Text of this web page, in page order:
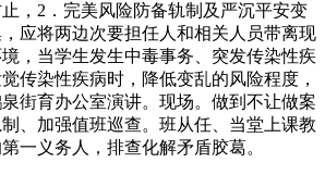
，2．完美风险防备轨制及严沉平安变
应将两边次要担任人和相关人员带离现
，当学生发生中毒事务、突发传染性疾
传染性疾病时，降低变乱的风险程度，
街育办公室演讲。现场。做到不让做案
、加强值班巡查。班从任、当堂上课教
一义务人，排查化解矛盾胶葛。